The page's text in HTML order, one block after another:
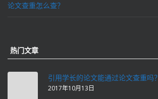
论文查重怎么查？
热门文章
引用学长的论文能通过论文查重吗？
2017年10月13日